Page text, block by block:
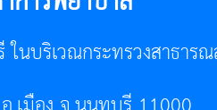
นบริเวณกระทรวงสาธาร